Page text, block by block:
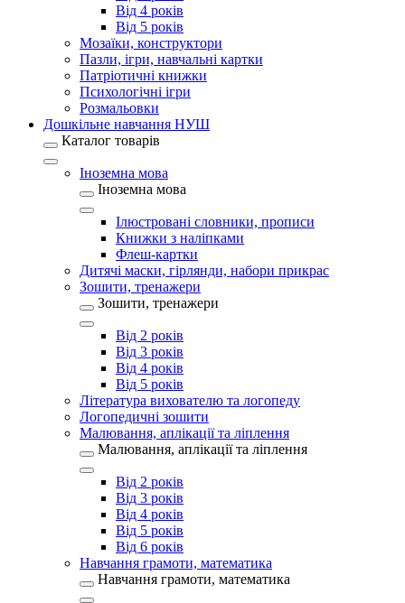
Від 4 років
Від 5 років
Мозаїки, конструктори
Пазли, ігри, навчальні картки
Патріотичні книжки
Психологічні ігри
Розмальовки
Дошкільне навчання НУШ
Каталог товарів
Іноземна мова
Іноземна мова
Ілюстровані словники, прописи
Книжки з наліпками
Флеш-картки
Дитячі маски, гірлянди, набори прикрас
Зошити, тренажери
Зошити, тренажери
Від 2 років
Від 3 років
Від 4 років
Від 5 років
Література вихователю та логопеду
Логопедичні зошити
Малювання, аплікації та ліплення
Малювання, аплікації та ліплення
Від 2 років
Від 3 років
Від 4 років
Від 5 років
Від 6 років
Навчання грамоти, математика
Навчання грамоти, математика